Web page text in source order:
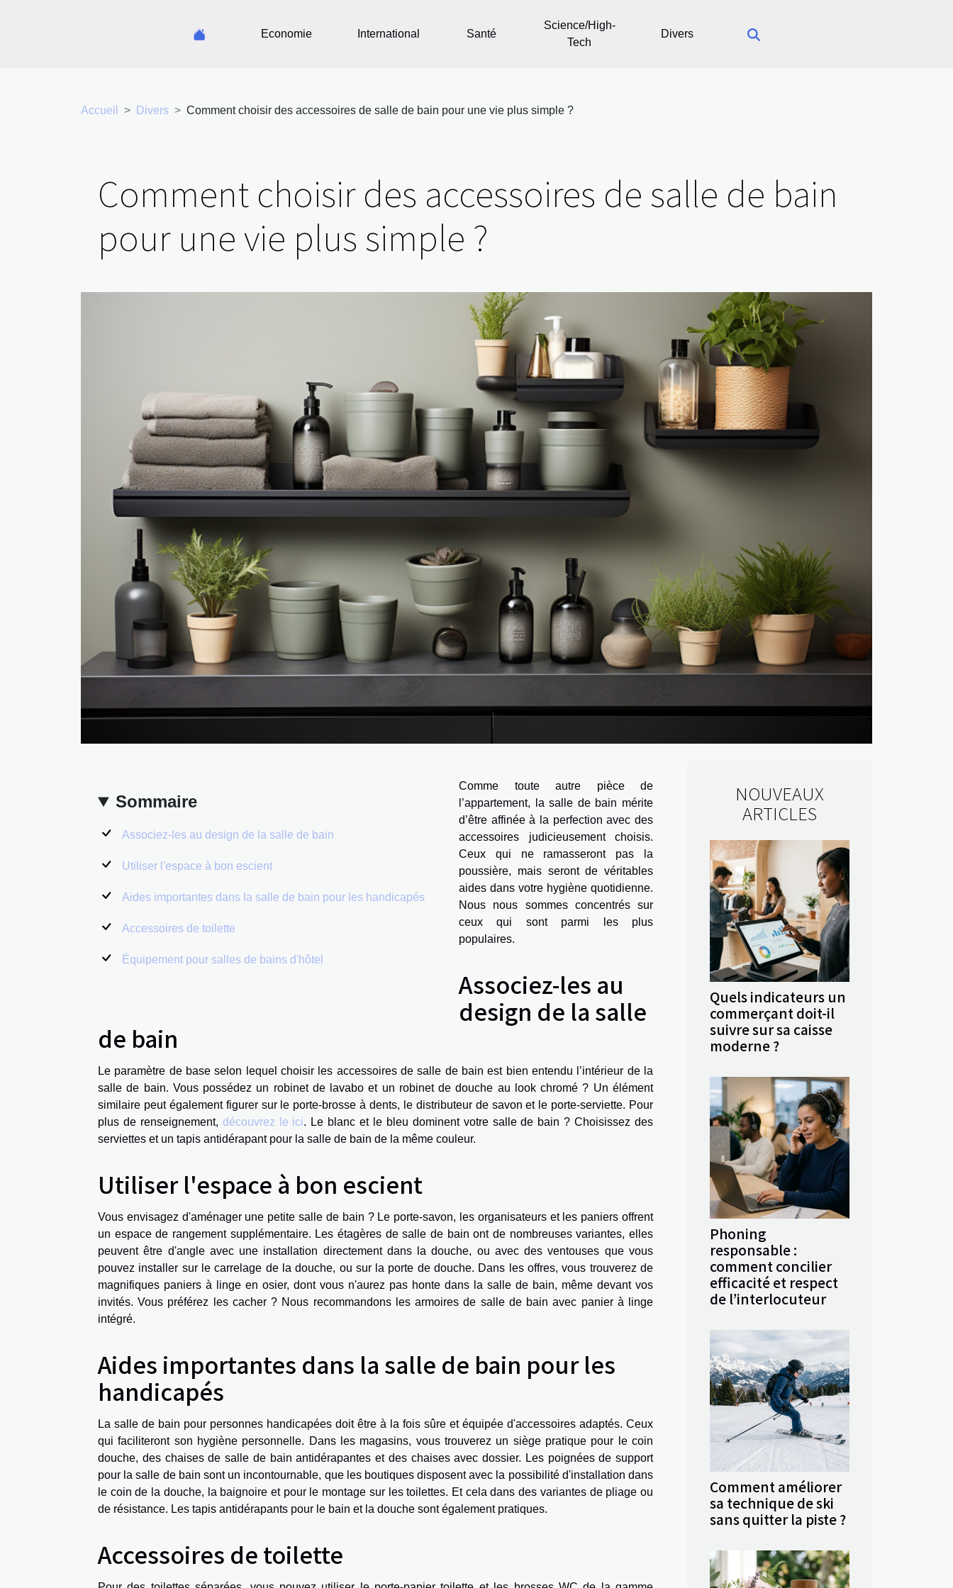
Economie International Santé
Science/High-
Tech
Divers
Accueil Divers Comment choisir des accessoires de salle de bain pour une vie plus simple ?
Comment choisir des accessoires de salle de bain
pour une vie plus simple ?
Sommaire
Associez-les au design de la salle de bain
Utiliser l'espace à bon escient
Aides importantes dans la salle de bain pour les handicapés
Accessoires de toilette
Équipement pour salles de bains d'hôtel
Comme toute autre pièce de
l’appartement, la salle de bain mérite
d’être affinée à la perfection avec des
accessoires judicieusement choisis.
Ceux qui ne ramasseront pas la
poussière, mais seront de véritables
aides dans votre hygiène quotidienne.
Nous nous sommes concentrés sur
ceux qui sont parmi les plus
populaires.
Associez-les au
design de la salle
de bain
Le paramètre de base selon lequel choisir les accessoires de salle de bain est bien entendu l’intérieur de la
salle de bain. Vous possédez un robinet de lavabo et un robinet de douche au look chromé ? Un élément
similaire peut également figurer sur le porte-brosse à dents, le distributeur de savon et le porte-serviette. Pour
plus de renseignement, découvrez le ici. Le blanc et le bleu dominent votre salle de bain ? Choisissez des
serviettes et un tapis antidérapant pour la salle de bain de la même couleur.
Utiliser l'espace à bon escient
Vous envisagez d'aménager une petite salle de bain ? Le porte-savon, les organisateurs et les paniers offrent
un espace de rangement supplémentaire. Les étagères de salle de bain ont de nombreuses variantes, elles
peuvent être d'angle avec une installation directement dans la douche, ou avec des ventouses que vous
pouvez installer sur le carrelage de la douche, ou sur la porte de douche. Dans les offres, vous trouverez de
magnifiques paniers à linge en osier, dont vous n'aurez pas honte dans la salle de bain, même devant vos
invités. Vous préférez les cacher ? Nous recommandons les armoires de salle de bain avec panier à linge
intégré.
Aides importantes dans la salle de bain pour les
handicapés
La salle de bain pour personnes handicapées doit être à la fois sûre et équipée d'accessoires adaptés. Ceux
qui faciliteront son hygiène personnelle. Dans les magasins, vous trouverez un siège pratique pour le coin
douche, des chaises de salle de bain antidérapantes et des chaises avec dossier. Les poignées de support
pour la salle de bain sont un incontournable, que les boutiques disposent avec la possibilité d'installation dans
le coin de la douche, la baignoire et pour le montage sur les toilettes. Et cela dans des variantes de pliage ou
de résistance. Les tapis antidérapants pour le bain et la douche sont également pratiques.
Accessoires de toilette
NOUVEAUX
ARTICLES
Quels indicateurs un
commerçant doit-il
suivre sur sa caisse
moderne ?
Phoning
responsable :
comment concilier
efficacité et respect
de l’interlocuteur
Comment améliorer
sa technique de ski
sans quitter la piste ?